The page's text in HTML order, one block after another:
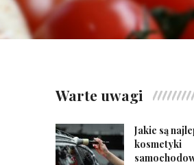
Warte uwagi
Jakie są
kosmetyki